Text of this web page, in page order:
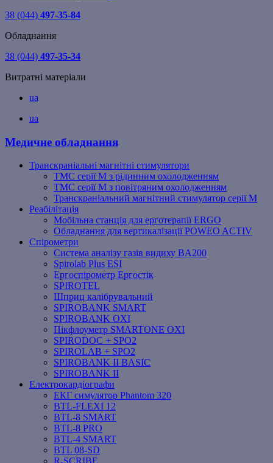
38 (044) 497-35-84
Обладнання
38 (044) 497-35-34
Витратні матеріали
ua
ua
Медичне обладнання
Транскраніальні магнітні стимулятори
ТМС серії M з рідинним охолодженням
ТМС серії M з повітряним охолодженням
Транскраніальний магнітний стимулятор серії M
Реабілітація
Мобільна станція для ерготерапії ERGO
Обладнання для вертикалізації POWEO ACTIV
Спірометри
Система аналізу газів видиху BA200
Spirolab Plus ESI
Ергоспірометр Ергостік
SPIROTEL
Шприц калібрувальний
SPIROBANK SMART
SPIROBANK OXI
Пікфлоуметр SMARTONE OXI
SPIRODOC + SPO2
SPIROLAB + SPO2
SPIROBANK II BASIC
SPIROBANK II
Електрокардіографи
ЕКГ симулятор Phantom 320
BTL-FLEXI 12
BTL-8 SMART
BTL-8 PRO
BTL-4 SMART
BTL 08-SD